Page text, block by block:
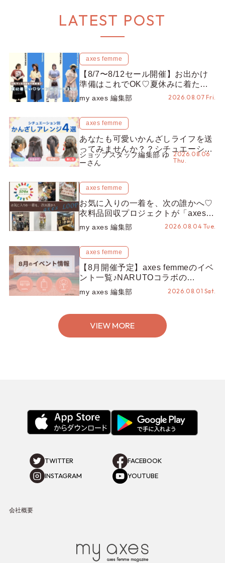
LATEST POST
axes femme
【8/7〜8/12セール開催】お出かけ
準備はこれでOK♡夏休みに着たい
コーデ25選をシーン別に徹底解説！
my axes 編集部 2026.08.07 Fri.
axes femme
あなたも可愛いかんざしライフを送
ってみませんか？？シチュエーショ
ン別“かんざし”のオススメ【ショッ
プスタッフ編集部】
ショップスタッフ編集部 ゆ
ーさん
2026.08.06
Thu.
axes femme
お気に入りの一着を、次の誰かへ♡
衣料品回収プロジェクトが「axes
LOOP」にアップデート！活用する
とポイントが手に入る◎
my axes 編集部 2026.08.04 Tue.
axes femme
【8月開催予定】axes femmeのイベ
ント一覧♪NARUTOコラボの
REZEN POPUPから、プチYour
Stage.、ティーパーティまで！8月
my axes 編集部 2026.08.01 Sat.
VIEW MORE
TWITTER
FACEBOOK
INSTAGRAM
YOUTUBE
会社概要